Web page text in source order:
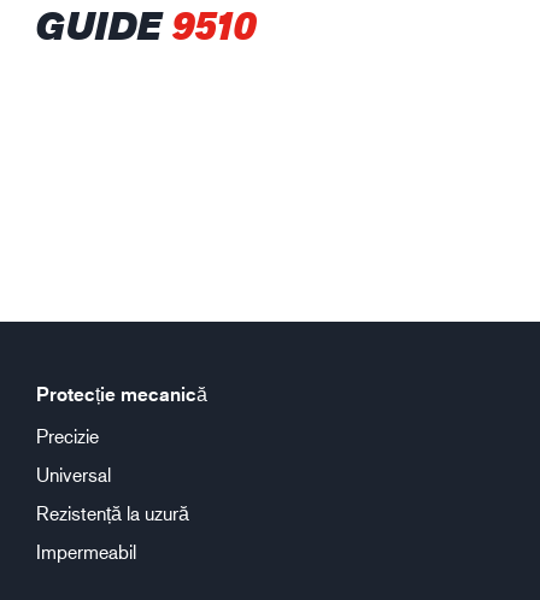
GUIDE9510
Protecție mecanică
Precizie
Universal
Rezistență la uzură
Impermeabil